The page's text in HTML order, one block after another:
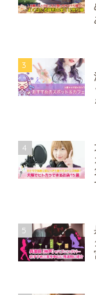
3
4
5